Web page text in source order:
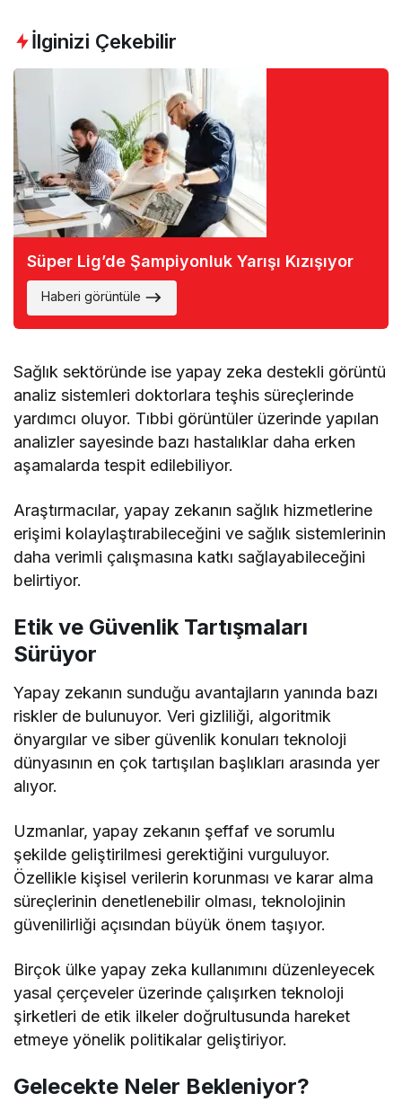
İlginizi Çekebilir
Süper Lig’de Şampiyonluk Yarışı Kızışıyor
Haberi görüntüle
Sağlık sektöründe ise yapay zeka destekli görüntü
analiz sistemleri doktorlara teşhis süreçlerinde
yardımcı oluyor. Tıbbi görüntüler üzerinde yapılan
analizler sayesinde bazı hastalıklar daha erken
aşamalarda tespit edilebiliyor.
Araştırmacılar, yapay zekanın sağlık hizmetlerine
erişimi kolaylaştırabileceğini ve sağlık sistemlerinin
daha verimli çalışmasına katkı sağlayabileceğini
belirtiyor.
Etik ve Güvenlik Tartışmaları
Sürüyor
Yapay zekanın sunduğu avantajların yanında bazı
riskler de bulunuyor. Veri gizliliği, algoritmik
önyargılar ve siber güvenlik konuları teknoloji
dünyasının en çok tartışılan başlıkları arasında yer
alıyor.
Uzmanlar, yapay zekanın şeffaf ve sorumlu
şekilde geliştirilmesi gerektiğini vurguluyor.
Özellikle kişisel verilerin korunması ve karar alma
süreçlerinin denetlenebilir olması, teknolojinin
güvenilirliği açısından büyük önem taşıyor.
Birçok ülke yapay zeka kullanımını düzenleyecek
yasal çerçeveler üzerinde çalışırken teknoloji
şirketleri de etik ilkeler doğrultusunda hareket
etmeye yönelik politikalar geliştiriyor.
Gelecekte Neler Bekleniyor?